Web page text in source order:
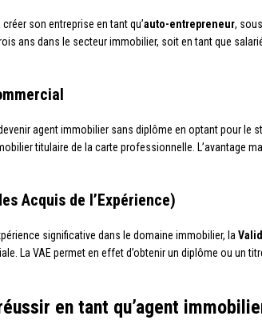
son entreprise en tant qu’auto-entrepreneur,
ans dans le secteur immobilier, soit en tant que
agent immobilier sans diplôme en optant pour le
titulaire de la carte professionnelle. L’avantage
Acquis de l’Expérience)
significative dans le domaine immobilier, la
La VAE permet en effet d’obtenir un diplôme ou un
en tant qu’agent